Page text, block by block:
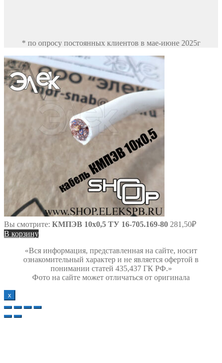
* по опросу постоянных клиентов в мае-июне 2025г
Вы смотрите: КМПЭВ 10х0,5 ТУ 16-705.169-80 281,50₽
В корзину
«Вся информация, представленная на сайте, носит
ознакомительный характер и не является офертой в
понимании статей 435,437 ГК РФ.»
Фото на сайте может отличаться от оригинала
х